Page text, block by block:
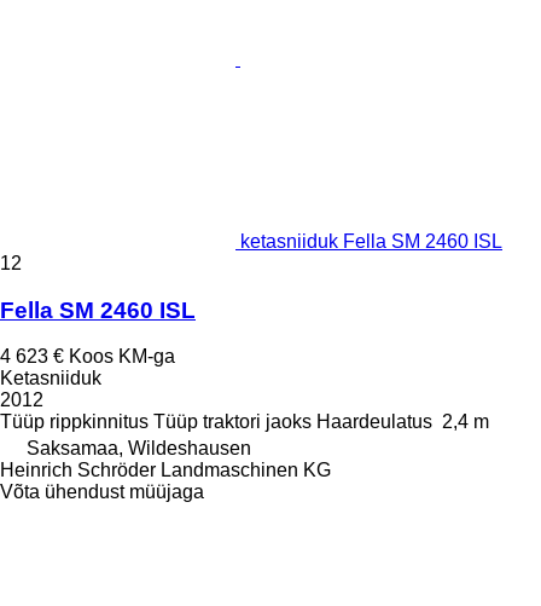
ketasniiduk Fella SM 2460 ISL
12
Fella SM 2460 ISL
4 623 € Koos KM-ga
Ketasniiduk
2012
Tüüp rippkinnitus Tüüp traktori jaoks Haardeulatus 2,4 m
Saksamaa, Wildeshausen
Heinrich Schröder Landmaschinen KG
Võta ühendust müüjaga